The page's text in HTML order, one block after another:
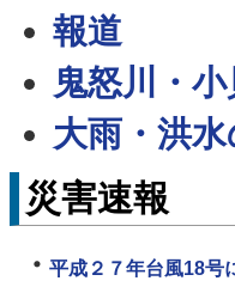
報道
鬼怒川・
大雨・洪
災害速報
平成２７年台風18号